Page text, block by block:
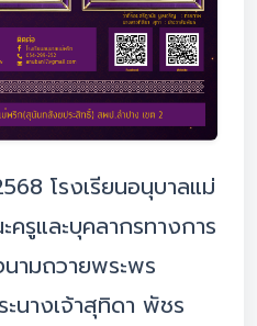
โรงเรียนอนุบาลแม่
และบุคลากรทางการ
ามถวายพระพร
นางเจ้าสุทิดา พัชร